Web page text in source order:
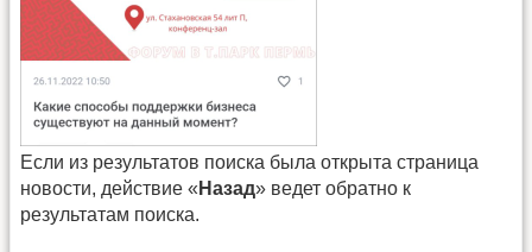
Если из результатов поиска была открыта страница
новости, действие « Назад» ведет обратно к
результатам поиска.